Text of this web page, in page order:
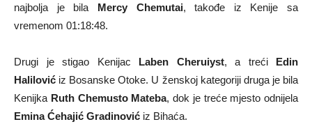
najbolja je bila Mercy Chemutai, takođe iz Kenije sa
vremenom 01:18:48.
Drugi je stigao Kenijac Laben Cheruiyst, a treći Edin
Halilović iz Bosanske Otoke. U ženskoj kategoriji druga je bila
Kenijka Ruth Chemusto Mateba, dok je treće mjesto odnijela
Emina Ćehajić Gradinović iz Bihaća.